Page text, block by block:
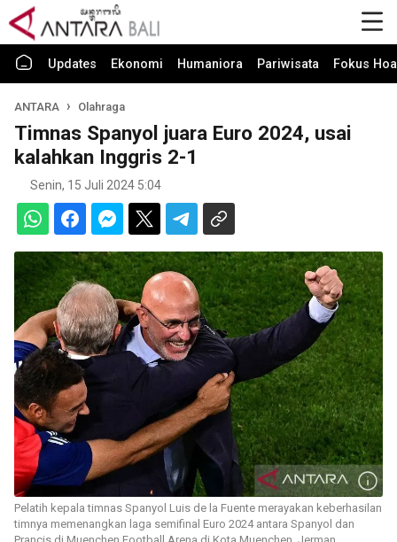
Updates Ekonomi Humaniora Pariwisata Fokus
ANTARA Olahraga
Timnas Spanyol juara Euro 2024, usai
kalahkan Inggris 2-1
Senin, 15 Juli 2024 5:04
Pelatih kepala timnas Spanyol Luis de la Fuente merayakan keberhasilan
timnya memenangkan laga semifinal Euro 2024 antara Spanyol dan